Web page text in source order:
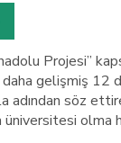
Projesi”
daha gelişmiş
adından söz
olma